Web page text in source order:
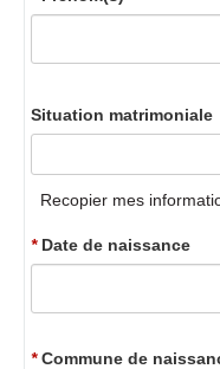
Situation matrimoniale
Recopier mes
*Date de naissance
*Commune de